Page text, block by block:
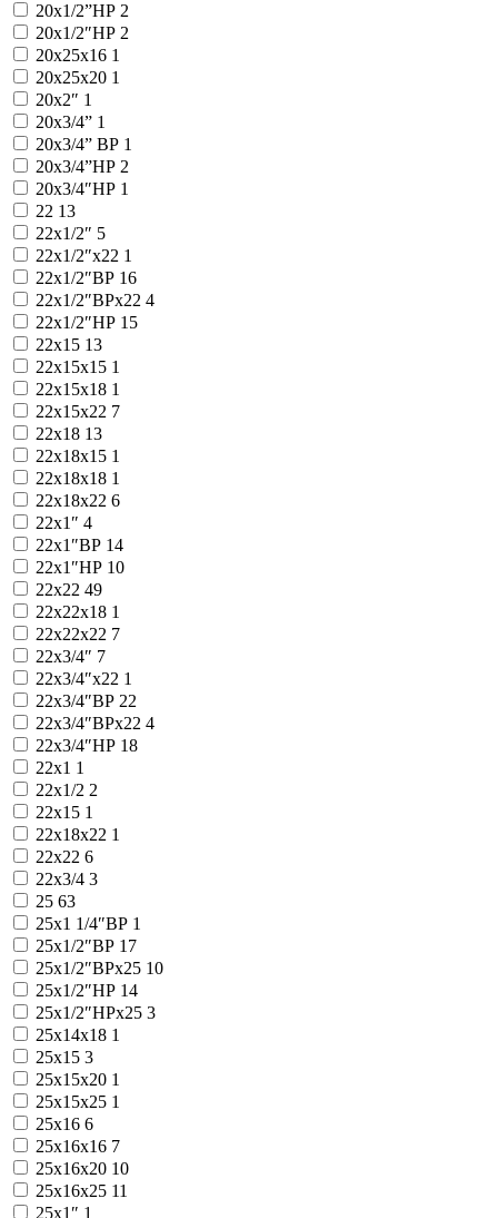
20х1/2”НР 2
20х1/2″НР 2
20х25х16 1
20х25х20 1
20х2″ 1
20х3/4” 1
20х3/4” ВР 1
20х3/4”НР 2
20х3/4″НР 1
22 13
22x1/2″ 5
22x1/2″x22 1
22x1/2″ВР 16
22x1/2″ВРx22 4
22x1/2″НР 15
22x15 13
22x15x15 1
22x15x18 1
22x15x22 7
22x18 13
22x18x15 1
22x18x18 1
22x18x22 6
22x1″ 4
22x1″ВР 14
22x1″НР 10
22x22 49
22x22x18 1
22x22x22 7
22x3/4″ 7
22x3/4″x22 1
22x3/4″ВР 22
22x3/4″ВРx22 4
22x3/4″НР 18
22х1 1
22х1/2 2
22х15 1
22х18х22 1
22х22 6
22х3/4 3
25 63
25x1 1/4″ВР 1
25x1/2″ВР 17
25x1/2″ВРx25 10
25x1/2″НР 14
25x1/2″НРx25 3
25x14x18 1
25x15 3
25x15x20 1
25x15x25 1
25x16 6
25x16x16 7
25x16x20 10
25x16x25 11
25x1″ 1